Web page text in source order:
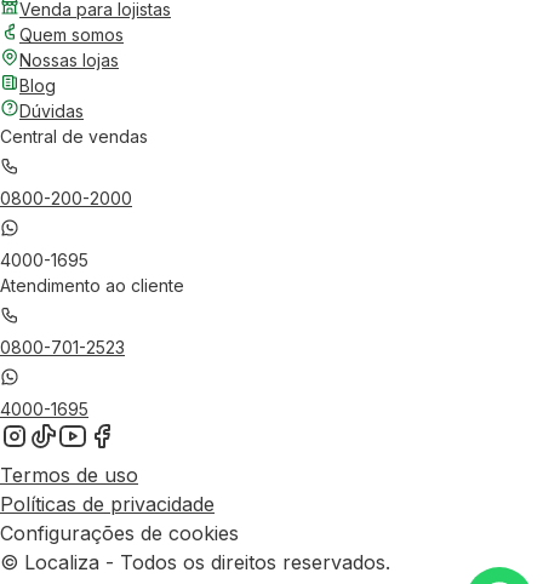
Venda para lojistas
Quem somos
Nossas lojas
Blog
Dúvidas
Central de vendas
0800-200-2000
4000-1695
Atendimento ao cliente
0800-701-2523
4000-1695
Termos de uso
Políticas de privacidade
Configurações de cookies
© Localiza - Todos os direitos reservados.